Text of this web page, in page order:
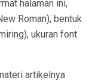
halaman ini,
Roman), bentuk
ukuran font
artikelnya